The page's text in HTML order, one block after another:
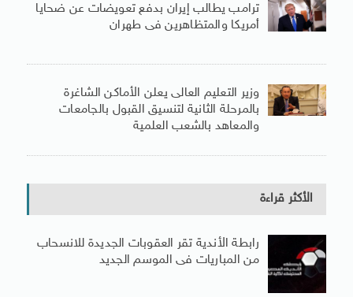
ترامب يطالب إيران بدفع تعويضات عن ضحايا
أمريكا والمتظاهرين فى طهران
وزير التعليم العالى يعلن الأماكن الشاغرة
بالمرحلة الثانية لتنسيق القبول بالجامعات
والمعاهد بالشعب العلمية
الأكثر قراءة
رابطة الأندية تقر العقوبات الجديدة للانسحاب
من المباريات فى الموسم الجديد